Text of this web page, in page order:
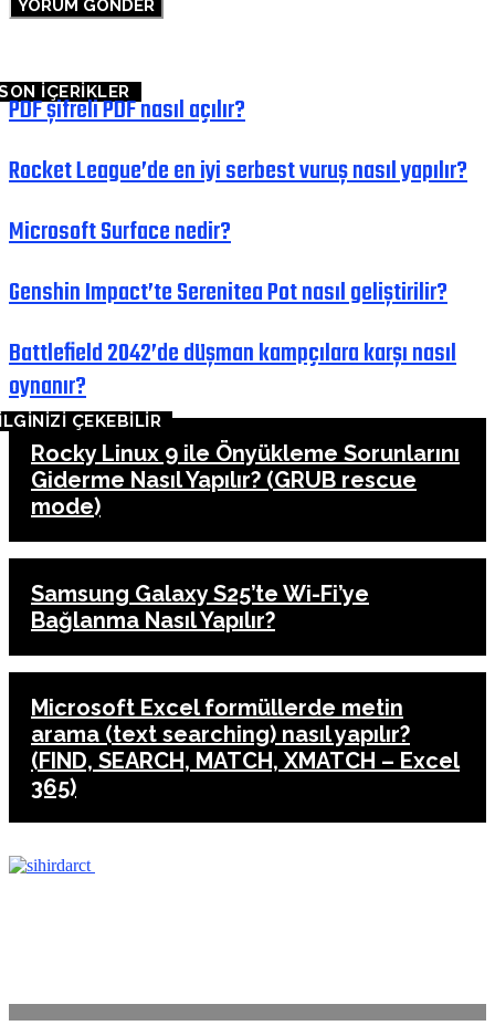
İÇERİKLER
PDF şifreli PDF nasıl açılır?
Rocket League’de en iyi serbest vuruş nasıl yapılır?
Microsoft Surface nedir?
Genshin Impact’te Serenitea Pot nasıl geliştirilir?
Battlefield 2042’de düşman kampçılara karşı nasıl
oynanır?
ÇEKEBİLİR
Rocky Linux 9 ile Önyükleme Sorunlarını
Giderme Nasıl Yapılır? (GRUB rescue
mode)
Samsung Galaxy S25’te Wi-Fi’ye
Bağlanma Nasıl Yapılır?
Microsoft Excel formüllerde metin
arama (text searching) nasıl yapılır?
(FIND, SEARCH, MATCH, XMATCH – Excel
365)